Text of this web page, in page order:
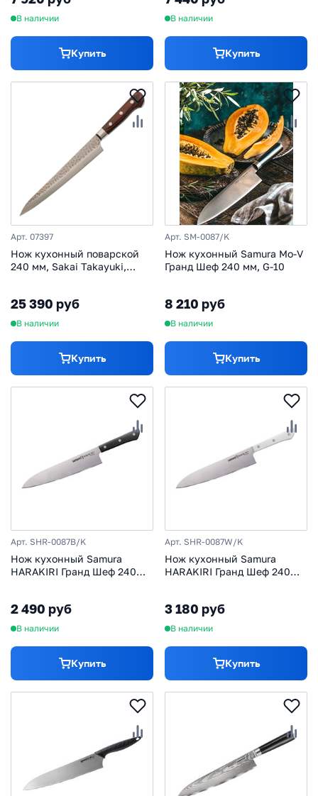
В наличии
Купить
В наличии
Купить
Арт. 07397
Нож кухонный поварской
240 мм, Sakai Takayuki,
25 390 руб
В наличии
Купить
Арт. SM-0087/K
Нож кухонный Samura Mo-V
Гранд Шеф 240 мм, G-10
8 210 руб
В наличии
Купить
Арт. SHR-0087B/K
Нож кухонный Samura
HARAKIRI Гранд Шеф 240
2 490 руб
В наличии
Купить
Арт. SHR-0087W/K
Нож кухонный Samura
HARAKIRI Гранд Шеф 240
3 180 руб
В наличии
Купить